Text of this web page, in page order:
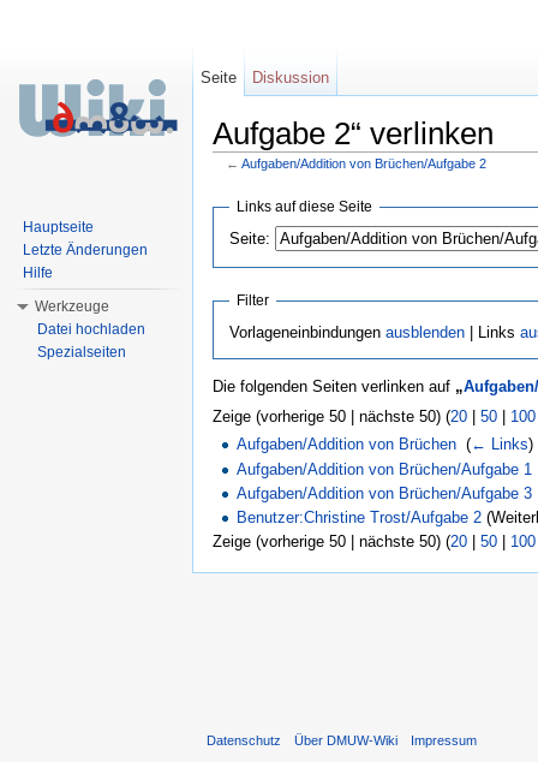
Aufgabe 2“ verlinken
← Aufgaben/Addition von Brüchen/Aufgabe 2
Links auf diese Seite
Seite:
Filter
Vorlageneinbindungen ausblenden| Links
Die folgenden Seiten verlinken auf „
Zeige (vorherige 50 | nächste 50) (20 50 100
Aufgaben/Addition von Brüchen ‎(← Links)
Aufgaben/Addition von Brüchen/Aufgabe 1
Aufgaben/Addition von Brüchen/Aufgabe 3
Benutzer:Christine Trost/Aufgabe 2
Zeige (vorherige 50 | nächste 50) (20 50 100
Seite Diskussion
Hauptseite
Letzte Änderungen
Hilfe
Werkzeuge
Datei hochladen
Spezialseiten
Datenschutz Über DMUW-Wiki Impressum